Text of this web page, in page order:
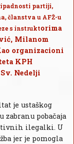
partiji,
članstva u AFŽ-u
s instruktorima
Milanom
organizacioni
KPH
Nedelji
je ustaškog
zabranu pobačaja
ilegalki. U
jer je pomogla